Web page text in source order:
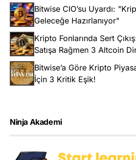
Bitwise CIO’su Uyardı:
Geleceğe Hazırlanıyor"
Kripto Fonlarında Sert
Satışa Rağmen 3 Altcoin
Bitwise’a Göre Kripto
İçin 3 Kritik Eşik!
Ninja Akademi